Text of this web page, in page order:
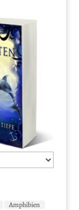
Amphibien